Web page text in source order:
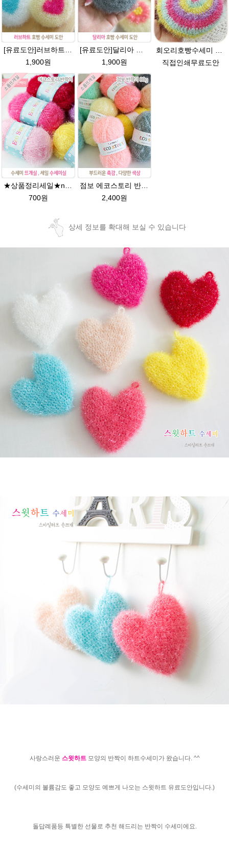
[유료도안]러브하트 호빵수세미뜨기 도안(수세미실은 옵션에서 추가구매 가능)/별호빵수세미처럼 예쁜수세미뜨기/빤짝이 수세미실/웰빙수세미실/고급수세미실/하트뜨기 반짝이수세미 하트수세미
1,900원
[유료도안]달리아 호빵수세미뜨기 도안(수세미실은 옵션에서 추가구매 가능)/꽃수세미도안 /별호빵수세미처럼 예쁜수세미뜨기/빤짝이수세미실/웰빙수세미실/고급수세미실/데이지 반짝이수세미
1,900원
회오리호빵수세미 도안/반짝이수세미/회오리호빵수세미도안/회오리 호빵수세미/에코스토리/반짝이실/수세미실
직접인쇄무료도안
700원
2,400원
상세 정보를 확대해 보실 수 있습니다
사랑스러운 스윗하트모양의 반짝이 하트수세미가 왔습니다. ^^
(수세미의 볼륨감도 좋고 모양도 예쁘게 나오는 스윗하트 유료도안입니다.)
돌답례품등 특별한 선물로 추천 해드리는 반짝이 수세미에요.